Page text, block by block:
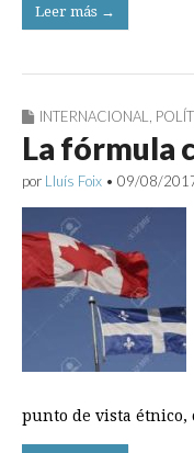
Leer más →
INTERNACIONAL,
La fórmula
por Lluís Foix • 09/08/
punto de vista étnico,